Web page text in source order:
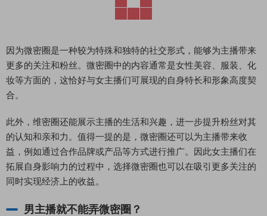
因为微密圈是一种较为特殊和独特的社交形式，能够为主播带来
更多的关注和粉丝。微密圈中的内容通常是女性美容、服装、化
妆等方面的，这恰好与女主播们可展现的自身特长和形象高度契
合。
此外，维密圈还能展示主播的生活和兴趣，进一步提升粉丝对其
的认知和亲和力。值得一提的是，微密圈还可以为主播带来收
益，例如通过合作品牌或产品等方式进行推广。因此女主播们在
拓展自身影响力的过程中，选择微密圈也可以在吸引更多关注的
同时实现经济上的收益。
男主播就不能弄微密圈？